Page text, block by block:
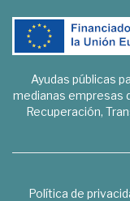
Ayudas públicas
medianas empresas
Recuperación,
Política de